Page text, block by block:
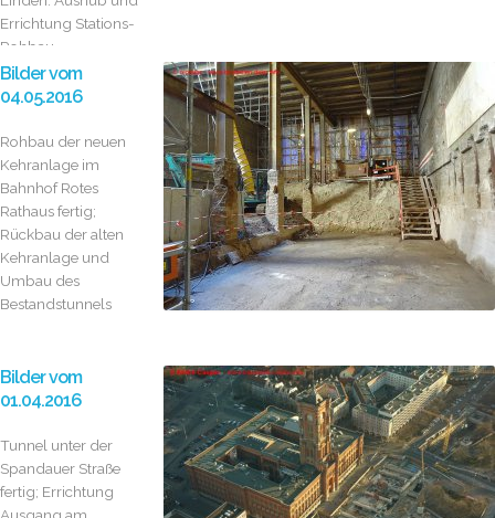
Errichtung Stations-
Rohbau
Bilder vom
04.05.2016
Rohbau der neuen
Kehranlage im
Bahnhof Rotes
Rathaus fertig;
Rückbau der alten
Kehranlage und
Umbau des
Bestandstunnels
Bilder vom
01.04.2016
Tunnel unter der
Spandauer Straße
fertig; Errichtung